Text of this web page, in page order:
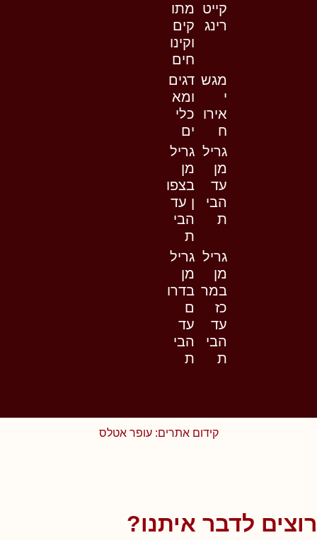
קייט
רינג
מתו
קים
וקינו
חים
מגש
י
אירו
ח
דגים
ומא
כלי
ים
גריל
מן
עד
הבי
ת
גריל
מן
בצפו
ן עד
הבי
ת
גריל
מן
במר
כז
עד
הבי
ת
גריל
מן
בדרו
ם
עד
הבי
ת
קידום אתרים: עופר אטלס
רוצים לדבר איתנו?